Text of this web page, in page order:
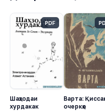
PDF
Шаҳзодаи
хурдакак
Варта:
очеркҳо